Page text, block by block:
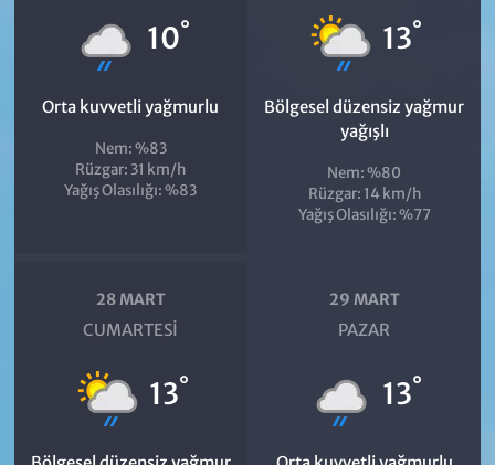
10°
Orta kuvvetli yağmurlu
Nem: %83
Rüzgar: 31 km/h
Yağış Olasılığı: %83
13°
Bölgesel düzensiz yağmur
yağışlı
Nem: %80
Rüzgar: 14 km/h
Yağış Olasılığı: %77
28 MART
CUMARTESI
13°
29 MART
PAZAR
13°